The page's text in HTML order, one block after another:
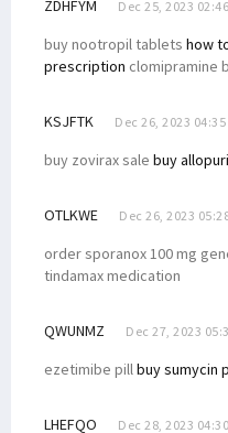
ZDHFYM Dec 25, 2023
buy nootropil tablets how
prescription clomipramine
KSJFTK Dec 26, 2023
buy zovirax sale buy
OTLKWE Dec 26, 2023
order sporanox 100 mg
tindamax medication
QWUNMZ Dec 27, 2023
ezetimibe pillbuy sumycin
LHEFQO Dec 28, 2023